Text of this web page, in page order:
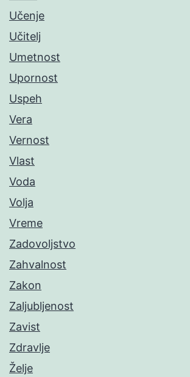
Učenje
Učitelj
Umetnost
Upornost
Uspeh
Vera
Vernost
Vlast
Voda
Volja
Vreme
Zadovoljstvo
Zahvalnost
Zakon
Zaljubljenost
Zavist
Zdravlje
Želje